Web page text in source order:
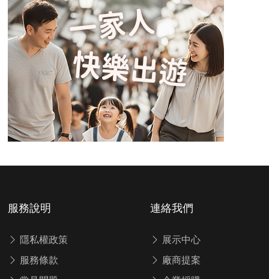
服務說明
隱私權政策
服務條款
連絡我們
展示中心
廠商提案